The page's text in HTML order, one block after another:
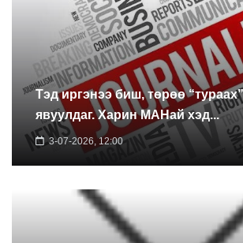
Тэд иргэнээ биш, төрөө
явуулдаг. Харин МАНай хэд...
3-07-2026, 12:00